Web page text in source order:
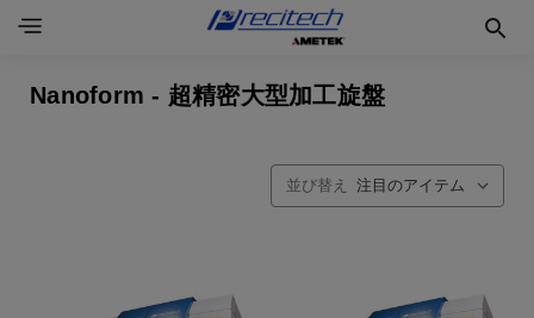
Nanoform - 超精密大型加工旋盤
並び替え